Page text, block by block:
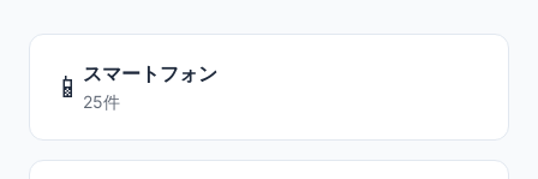
📱 スマートフォン
25件